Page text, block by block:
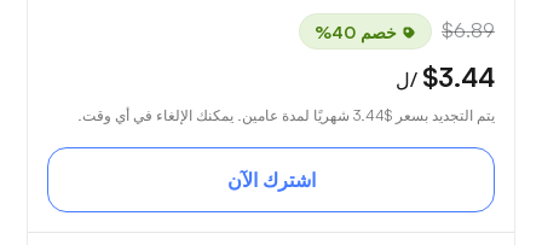
$6.89 خصم 40%
$3.44 /ل
يتم التجديد بسعر $3.44 شهريًا لمدة عامين. يمكنك الإلغاء في أي وقت.
اشترك الآن